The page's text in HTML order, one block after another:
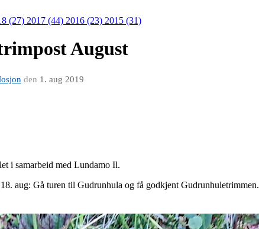
(27) 2017 (44) 2016 (23) 2015 (31)
August
den 1. aug 2019
i samarbeid med Lundamo Il.
aug: Gå turen til Gudrunhula og få godkjent Gudrunhuletrimmen.